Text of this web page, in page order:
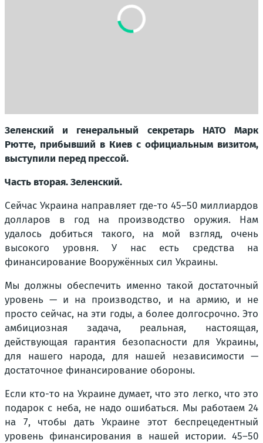
Зеленский и генеральный секретарь НАТО Марк
Рютте, прибывший в Киев с официальным визитом,
выступили перед прессой.
Часть вторая. Зеленский.
Сейчас Украина направляет где-то 45–50 миллиардов
долларов в год на производство оружия. Нам
удалось добиться такого, на мой взгляд, очень
высокого уровня. У нас есть средства на
финансирование Вооружённых сил Украины.
Мы должны обеспечить именно такой достаточный
уровень — и на производство, и на армию, и не
просто сейчас, на эти годы, а более долгосрочно. Это
амбициозная задача, реальная, настоящая,
действующая гарантия безопасности для Украины,
для нашего народа, для нашей независимости —
достаточное финансирование обороны.
Если кто-то на Украине думает, что это легко, что это
подарок с неба, не надо ошибаться. Мы работаем 24
на 7, чтобы дать Украине этот беспрецедентный
уровень финансирования в нашей истории. 45–50